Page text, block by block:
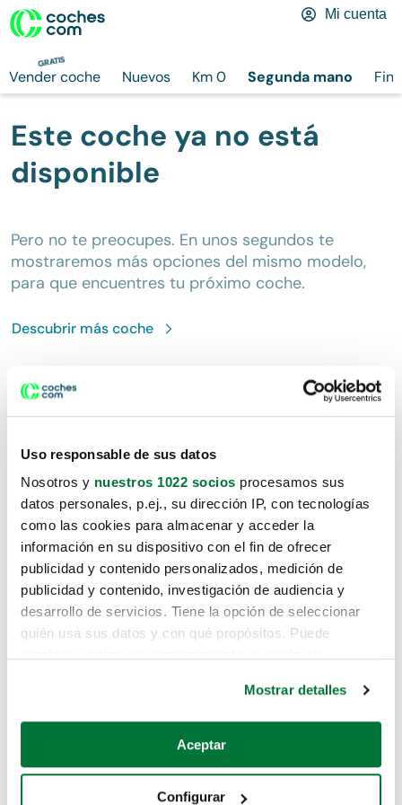
Uso responsable de sus datos
Nosotros y nuestros 1022 socios procesamos sus
datos personales, p.ej., su dirección IP, con tecnologías
como las cookies para almacenar y acceder la
información en su dispositivo con el fin de ofrecer
publicidad y contenido personalizados, medición de
publicidad y contenido, investigación de audiencia y
desarrollo de servicios. Tiene la opción de seleccionar
quién usa sus datos y con qué propósitos. Puede
Si lo permite, también quisiéramos:
Recopilar información sobre su ubicación geográfica
Mostrar detalles
Aceptar
Configurar
GRATIS
Vender coche Nuevos Km 0 Segunda mano
Mi cuenta
Este coche ya no está
disponible
Pero no te preocupes. En unos segundos te
mostraremos más opciones del mismo modelo,
para que encuentres tu próximo coche.
Descubrir máscoche